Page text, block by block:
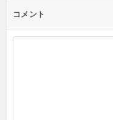
コメント